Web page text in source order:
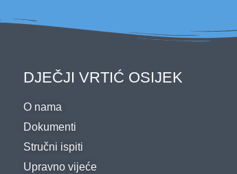
DJEČJI VRTIĆ OSIJEK
O nama
Dokumenti
Stručni ispiti
Upravno vijeće